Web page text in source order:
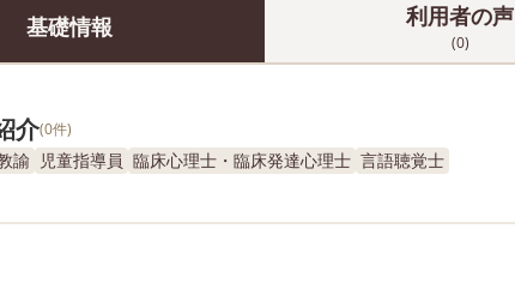
基礎情報 利用者の声
(0)
介(0件)
諭 児童指導員 臨床心理士・臨床発達心理士 言語聴覚士